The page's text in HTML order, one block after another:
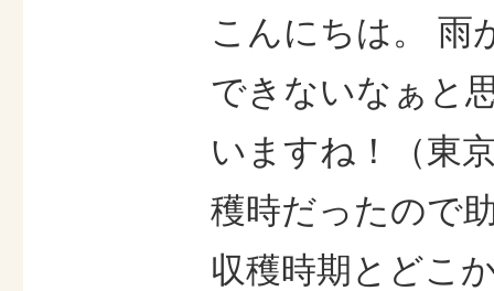
こんにちは。 雨
できないなぁと
いますね！（東
穫時だったので
収穫時期とどこ